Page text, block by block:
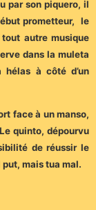
par son piquero, il
prometteur, le
autre musique
dans la muleta
à côté d’un
face à un manso,
quinto, dépourvu
de réussir le
mais tua mal.